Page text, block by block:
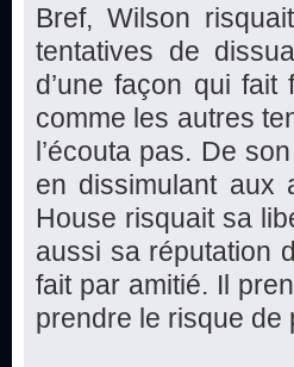
Bref, Wilson
tentatives de
d’une façon qui
comme les autres
l’écouta pas. De
en dissimulant aux
House risquait sa
aussi sa réputation
fait par amitié. Il
prendre le risque de